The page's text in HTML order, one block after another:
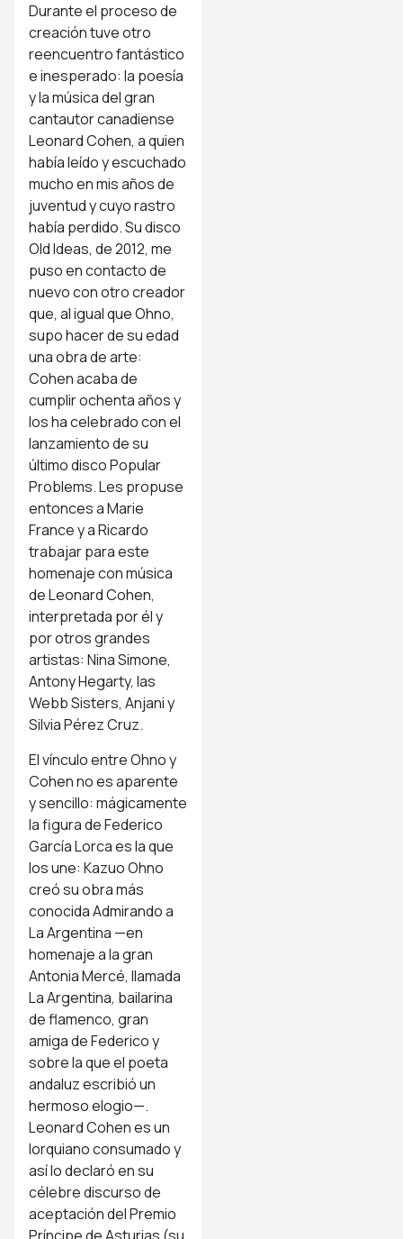
Durante el proceso de
creación tuve otro
reencuentro fantástico
e inesperado: la poesía
y la música del gran
cantautor canadiense
Leonard Cohen, a quien
había leído y escuchado
mucho en mis años de
juventud y cuyo rastro
había perdido. Su disco
Old Ideas, de 2012, me
puso en contacto de
nuevo con otro creador
que, al igual que Ohno,
supo hacer de su edad
una obra de arte:
Cohen acaba de
cumplir ochenta años y
los ha celebrado con el
lanzamiento de su
último disco Popular
Problems. Les propuse
entonces a Marie
France y a Ricardo
trabajar para este
homenaje con música
de Leonard Cohen,
interpretada por él y
por otros grandes
artistas: Nina Simone,
Antony Hegarty, las
Webb Sisters, Anjani y
Silvia Pérez Cruz.
El vínculo entre Ohno y
Cohen no es aparente
y sencillo: mágicamente
la figura de Federico
García Lorca es la que
los une: Kazuo Ohno
creó su obra más
conocida Admirando a
La Argentina —en
homenaje a la gran
Antonia Mercé, llamada
La Argentina, bailarina
de flamenco, gran
amiga de Federico y
sobre la que el poeta
andaluz escribió un
hermoso elogio—.
Leonard Cohen es un
lorquiano consumado y
así lo declaró en su
célebre discurso de
aceptación del Premio
Príncipe de Asturias (su